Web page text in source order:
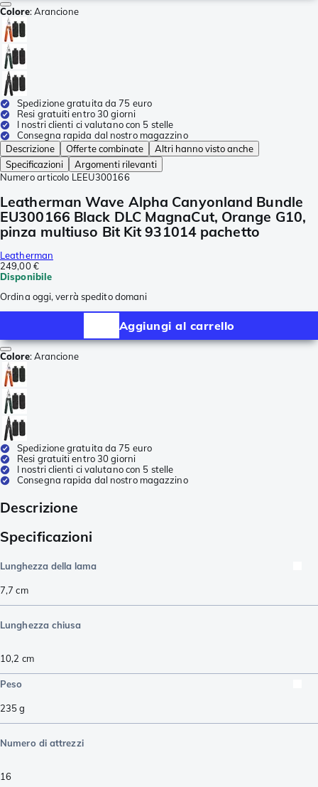
Colore:Arancione
Spedizione gratuita da 75 euro
Resi gratuiti entro 30 giorni
I nostri clienti ci valutano con 5 stelle
Consegna rapida dal nostro magazzino
Descrizione
Offerte combinate
Altri hanno visto anche
Specificazioni
Argomenti rilevanti
Numero articolo LEEU300166
Leatherman Wave Alpha Canyonland Bundle
EU300166 Black DLC MagnaCut, Orange G10,
pinza multiuso Bit Kit 931014 pachetto
Leatherman
249,00 €
Disponibile
Ordina oggi, verrà spedito domani
Aggiungi al carrello
Colore:Arancione
Spedizione gratuita da 75 euro
Resi gratuiti entro 30 giorni
I nostri clienti ci valutano con 5 stelle
Consegna rapida dal nostro magazzino
Descrizione
Specificazioni
Lunghezza della lama
7,7 cm
Lunghezza chiusa
10,2 cm
Peso
235g
Numero di attrezzi
16